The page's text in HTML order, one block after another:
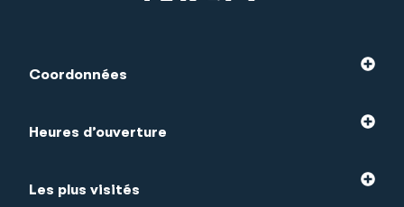
Coordonnées
Heures d’ouverture
Les plus visités